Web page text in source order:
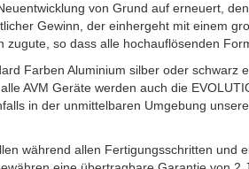
von Grund auf erneuert,
Gewinn, der einhergeht mit einem
zugute, so dass alle hochauflösenden
Farben Aluminium silber oder
AVM Geräte werden auch die
in der unmittelbaren Umgebung
während allen Fertigungsschritten